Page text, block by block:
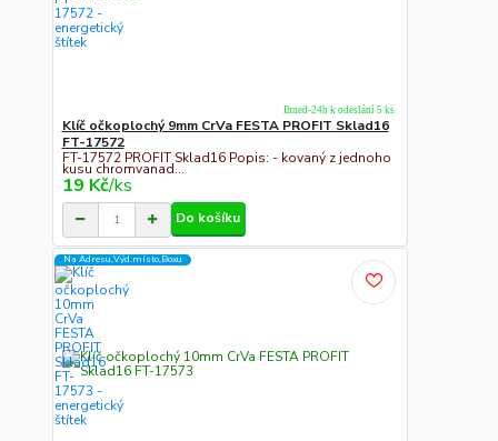
Klíč očkoplochý 9mm CrVa FESTA PROFIT Sklad16
FT-17572
FT-17572 PROFIT Sklad16 Popis: - kovaný z jednoho
kusu chromvanad...
19 Kč/ks
Ihned-24h k odeslání 5 ks
Do košíku
Na Adresu,Výd.místo,Boxu